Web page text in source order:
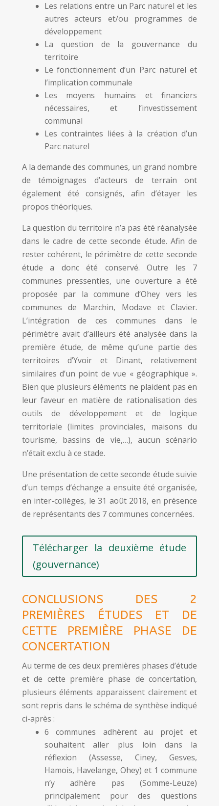
Les relations entre un Parc naturel et les
autres acteurs et/ou programmes de
développement
La question de la gouvernance du
territoire
Le fonctionnement d’un Parc naturel et
l’implication communale
Les moyens humains et financiers
nécessaires, et l’investissement
communal
Les contraintes liées à la création d’un
Parc naturel
A la demande des communes, un grand nombre
de témoignages d’acteurs de terrain ont
également été consignés, afin d’étayer les
propos théoriques.
La question du territoire n’a pas été réanalysée
dans le cadre de cette seconde étude. Afin de
rester cohérent, le périmètre de cette seconde
étude a donc été conservé. Outre les 7
communes pressenties, une ouverture a été
proposée par la commune d’Ohey vers les
communes de Marchin, Modave et Clavier.
L’intégration de ces communes dans le
périmètre avait d’ailleurs été analysée dans la
première étude, de même qu’une partie des
territoires d’Yvoir et Dinant, relativement
similaires d’un point de vue « géographique ».
Bien que plusieurs éléments ne plaident pas en
leur faveur en matière de rationalisation des
outils de développement et de logique
territoriale (limites provinciales, maisons du
tourisme, bassins de vie,…), aucun scénario
n’était exclu à ce stade.
Une présentation de cette seconde étude suivie
d’un temps d’échange a ensuite été organisée,
en inter-collèges, le 31 août 2018, en présence
de représentants des 7 communes concernées.
Télécharger la deuxième étude
(gouvernance)
CONCLUSIONS DES 2
PREMIÈRES ÉTUDES ET DE
CETTE PREMIÈRE PHASE DE
CONCERTATION
Au terme de ces deux premières phases d’étude
et de cette première phase de concertation,
plusieurs éléments apparaissent clairement et
sont repris dans le schéma de synthèse indiqué
ci-après :
6 communes adhèrent au projet et
souhaitent aller plus loin dans la
réflexion (Assesse, Ciney, Gesves,
Hamois, Havelange, Ohey) et 1 commune
n’y adhère pas (Somme-Leuze)
principalement pour des questions